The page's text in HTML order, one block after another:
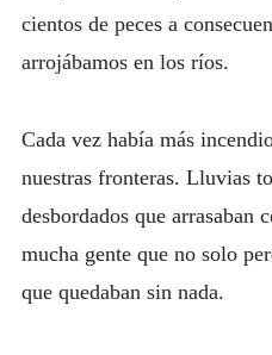
cientos de peces a
arrojábamos en los ríos.
Cada vez había más
nuestras fronteras. Lluvias
desbordados que arrasaban
mucha gente que no solo
que quedaban sin nada.